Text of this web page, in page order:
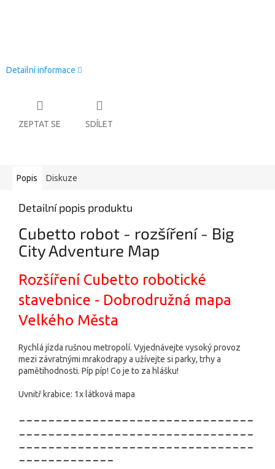
Detailní informace
ZEPTAT SE SDÍLET
Popis Diskuze
Detailní popis produktu
Cubetto robot - rozšíření - Big
City Adventure Map
Rozšíření Cubetto robotické
stavebnice - Dobrodružná mapa
Velkého Města
Rychlá jízda rušnou metropolí. Vyjednávejte vysoký provoz
mezi závratnými mrakodrapy a užívejte si parky, trhy a
pamětihodnosti. Píp píp! Co je to za hlášku!
Uvnitř krabice: 1x látková mapa
--------------------------------
--------------------------------
--------------------------------
-------------